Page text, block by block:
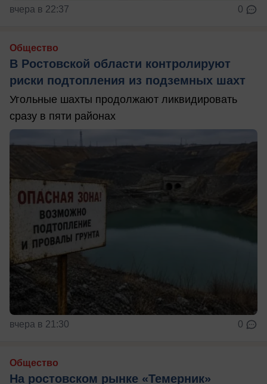
вчера в 22:37 0
Общество
В Ростовской области контролируют
риски подтопления из подземных шахт
Угольные шахты продолжают ликвидировать
сразу в пяти районах
вчера в 21:30 0
Общество
На ростовском рынке «Темерник»